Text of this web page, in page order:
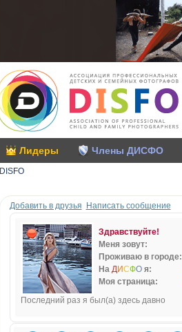
Лидеры Члены ДИСФО
DISFO
Добавить в друзья Написать сообщение
Здравствуйте!
Меня зовут:
Проживаю в городе:
На ДИСФОя:
Моя страница:
Последний раз я был(а) здесь давно